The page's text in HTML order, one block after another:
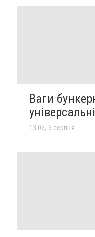
Ваги
універсальні
13:05, 5 серпня